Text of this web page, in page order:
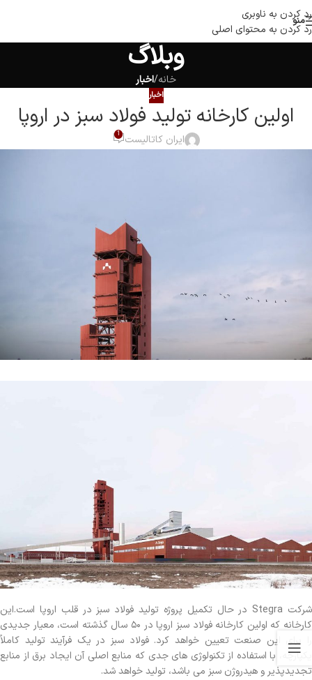
رد کردن به ناوبری
رد کردن به محتوای اصلی
منو
وبلاگ
خانه/اخبار
اخبار
اولین کارخانه تولید فولاد سبز در اروپا
ایران کاتالیست 1
شرکت Stegra در حال تکمیل پروژه تولید فولاد سبز در قلب اروپا است.این
کارخانه که اولین کارخانه فولاد سبز اروپا در ۵۰ سال گذشته است، معیار جدیدی
را برای این صنعت تعیین خواهد کرد. فولاد سبز در یک فرآیند تولید کاملاً
یکپارچه، با استفاده از تکنولوژی های جدی که منابع اصلی آن ایجاد برق از منابع
تجدیدپذیر و هیدروژن سبز می باشد، تولید خواهد شد.